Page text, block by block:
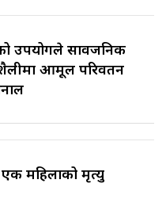
उपयोगले सार्वजनिक
आमूल परिवर्तन
महिलाको मृत्यु